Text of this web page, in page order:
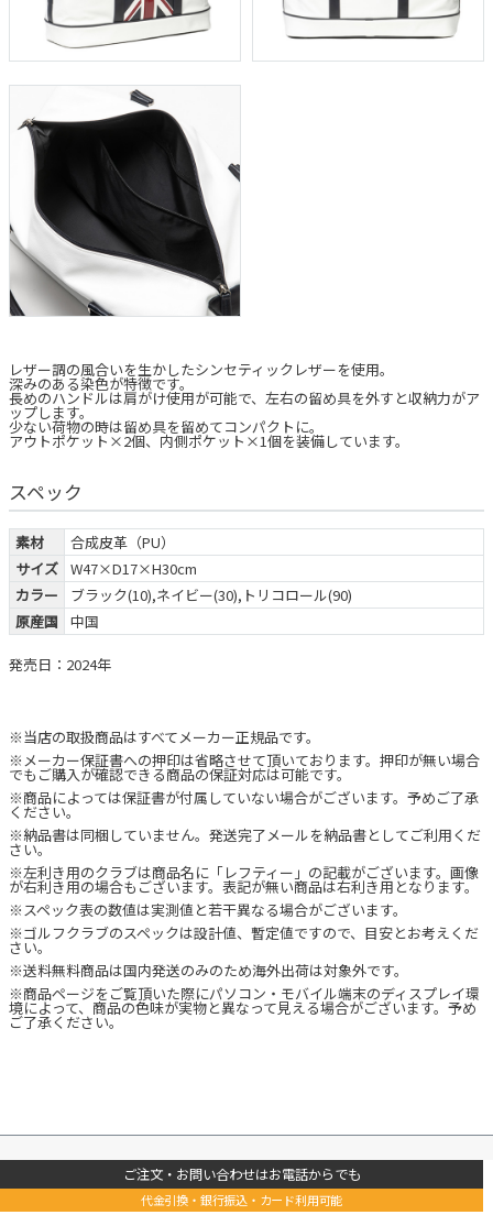
レザー調の風合いを生かしたシンセティックレザーを使用。
深みのある染色が特徴です。
長めのハンドルは肩がけ使用が可能で、左右の留め具を外すと収納力がア
ップします。
少ない荷物の時は留め具を留めてコンパクトに。
アウトポケット×2個、内側ポケット×1個を装備しています。
スペック
素材
合成皮革（PU）
サイズ W47×D17×H30cm
カラー
ブラック(10),ネイビー(30),トリコロール(90)
原産国
中国
発売日：2024年
※当店の取扱商品はすべてメーカー正規品です。
※メーカー保証書への押印は省略させて頂いております。押印が無い場合
でもご購入が確認できる商品の保証対応は可能です。
※商品によっては保証書が付属していない場合がございます。予めご了承
ください。
※納品書は同梱していません。発送完了メールを納品書としてご利用くだ
さい。
※左利き用のクラブは商品名に「レフティー」の記載がございます。画像
が右利き用の場合もございます。表記が無い商品は右利き用となります。
※スペック表の数値は実測値と若干異なる場合がございます。
※ゴルフクラブのスペックは設計値、暫定値ですので、目安とお考えくだ
さい。
※送料無料商品は国内発送のみのため海外出荷は対象外です。
※商品ページをご覧頂いた際にパソコン・モバイル端末のディスプレイ環
境によって、商品の色味が実物と異なって見える場合がございます。予め
ご了承ください。
ご注文・お問い合わせはお電話からでも
代金引換・銀行振込・カード利用可能